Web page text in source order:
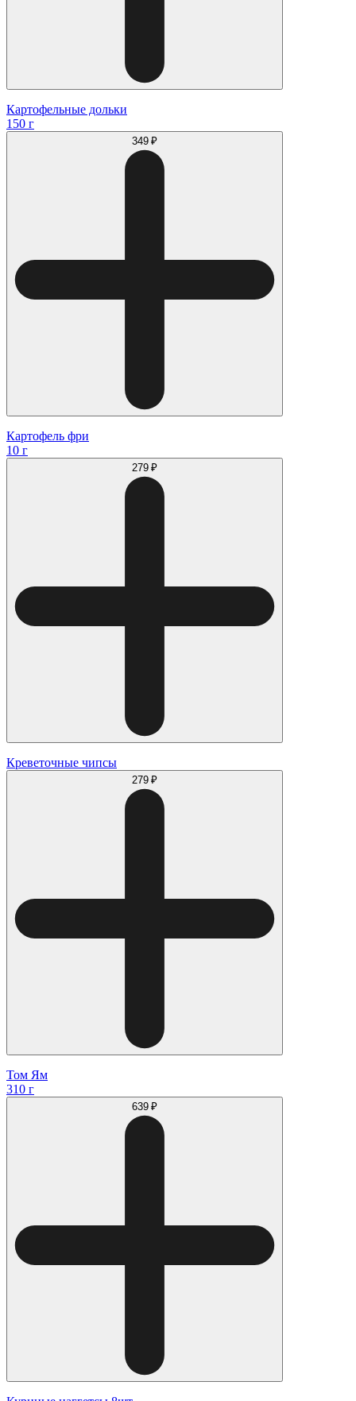
Картофельные дольки
150 г
349 ₽
Картофель фри
10 г
279 ₽
Креветочные чипсы
279 ₽
Том Ям
310 г
639 ₽